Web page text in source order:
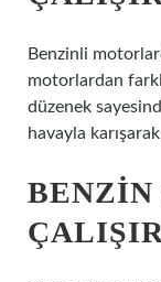
Benzinli
motorlardan
düzenek
havayla